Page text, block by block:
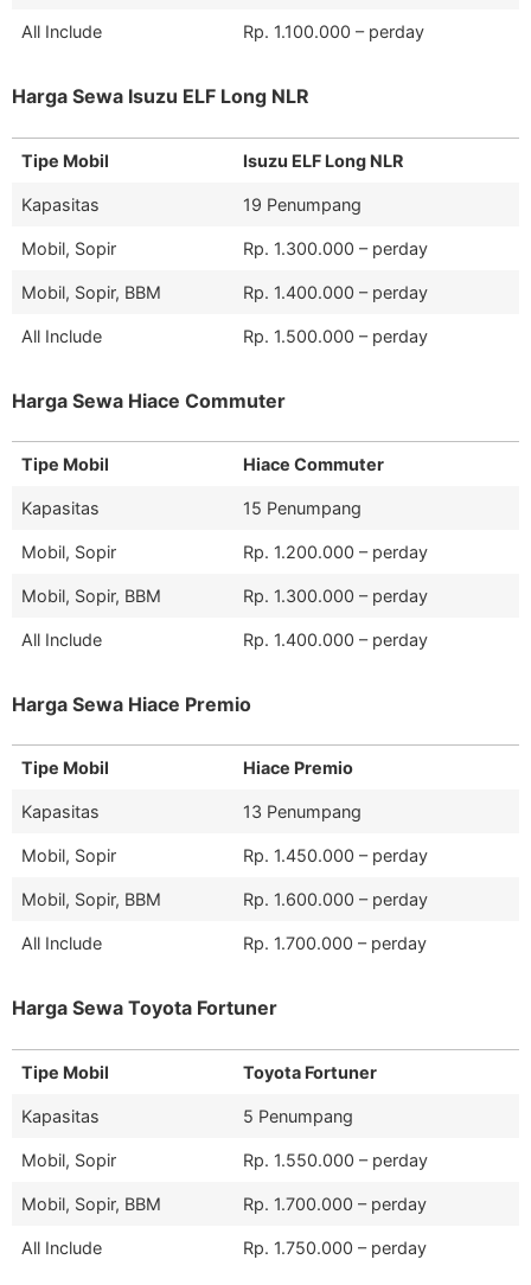
All Include Rp. 1.100.000 – perday
Harga Sewa Isuzu ELF Long NLR
Tipe Mobil Isuzu ELF Long NLR
Kapasitas 19 Penumpang
Mobil, Sopir Rp. 1.300.000 – perday
Mobil, Sopir, BBM Rp. 1.400.000 – perday
All Include Rp. 1.500.000 – perday
Harga Sewa Hiace Commuter
Tipe Mobil Hiace Commuter
Kapasitas 15 Penumpang
Mobil, Sopir Rp. 1.200.000 – perday
Mobil, Sopir, BBM Rp. 1.300.000 – perday
All Include Rp. 1.400.000 – perday
Harga Sewa Hiace Premio
Tipe Mobil Hiace Premio
Kapasitas 13 Penumpang
Mobil, Sopir Rp. 1.450.000 – perday
Mobil, Sopir, BBM Rp. 1.600.000 – perday
All Include Rp. 1.700.000 – perday
Harga Sewa Toyota Fortuner
Tipe Mobil Toyota Fortuner
Kapasitas 5 Penumpang
Mobil, Sopir Rp. 1.550.000 – perday
Mobil, Sopir, BBM Rp. 1.700.000 – perday
All Include Rp. 1.750.000 – perday